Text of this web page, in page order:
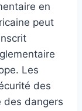
en
peut
Les
des
des dangers